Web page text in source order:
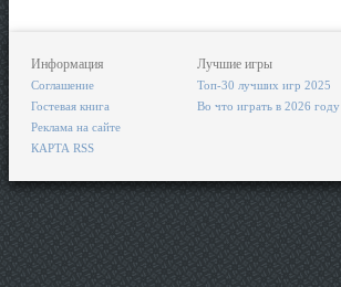
Информация
Соглашение
Гостевая книга
Реклама на сайте
КАРТА RSS
Лучшие игры
Топ-30 лучших игр 2025
Во что играть в 2026 году